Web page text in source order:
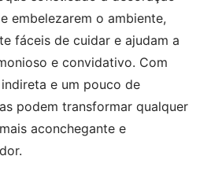
embelezarem o ambiente,
fáceis de cuidar e ajudam a
e convidativo. Com
e um pouco de
podem transformar qualquer
aconchegante e